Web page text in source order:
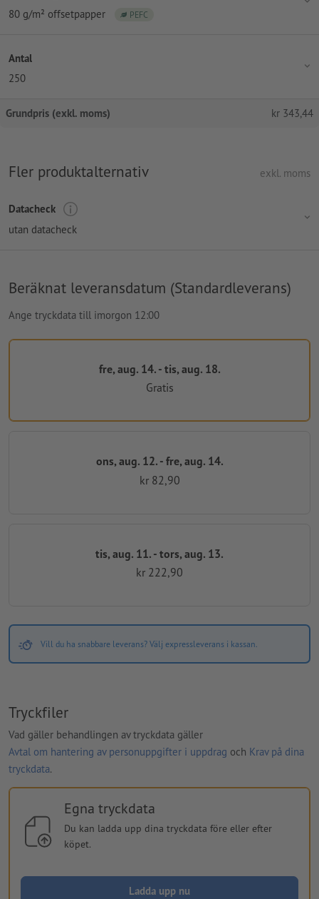
80 g/m² offsetpapper
PEFC
Antal
250
Grundpris (exkl. moms) kr 343,44
Fler produktalternativ exkl. moms
Datacheck
utan datacheck
Beräknat leveransdatum (Standardleverans)
Ange tryckdata till imorgon 12:00
fre, aug. 14. - tis, aug. 18.
Gratis
ons, aug. 12. - fre, aug. 14.
kr 82,90
tis, aug. 11. - tors, aug. 13.
kr 222,90
Vill du ha snabbare leverans? Välj expressleverans i kassan.
Tryckfiler
Vad gäller behandlingen av tryckdata gäller
Avtal om hantering av personuppgifter i uppdrag och Krav på dina
tryckdata.
Egna tryckdata
Du kan ladda upp dina tryckdata före eller efter
köpet.
Ladda upp nu